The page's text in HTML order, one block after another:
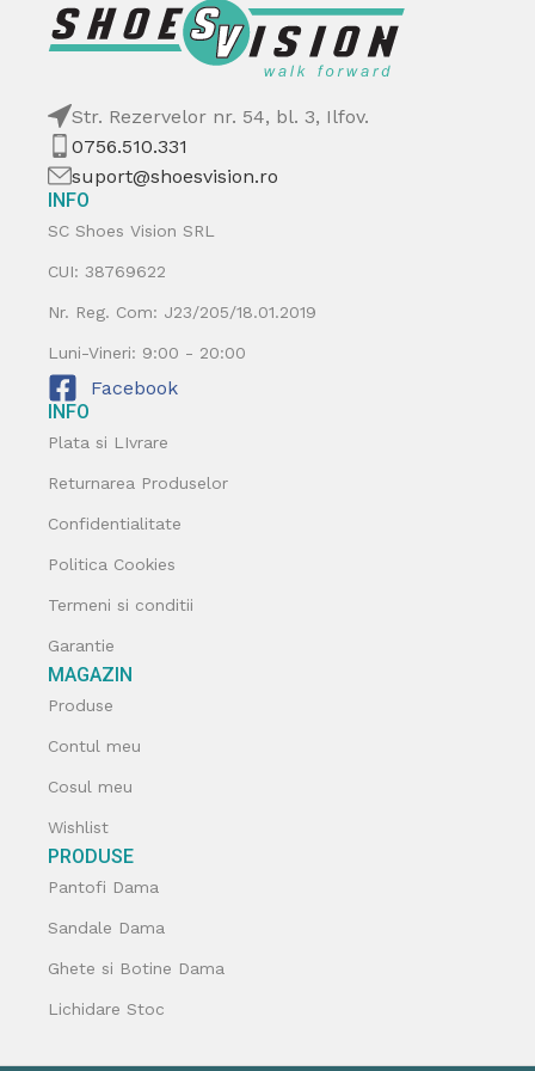
Str. Rezervelor nr. 54, bl. 3, Ilfov.
0756.510.331
suport@shoesvision.ro
INFO
SC Shoes Vision SRL
CUI: 38769622
Nr. Reg. Com: J23/205/18.01.2019
Luni-Vineri: 9:00 - 20:00
Facebook
INFO
Plata si LIvrare
Returnarea Produselor
Confidentialitate
Politica Cookies
Termeni si conditii
Garantie
MAGAZIN
Produse
Contul meu
Cosul meu
Wishlist
PRODUSE
Pantofi Dama
Sandale Dama
Ghete si Botine Dama
Lichidare Stoc